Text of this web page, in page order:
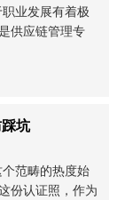
业发展有着极
供应链管理专
坑
范畴的热度始
份认证照，作为